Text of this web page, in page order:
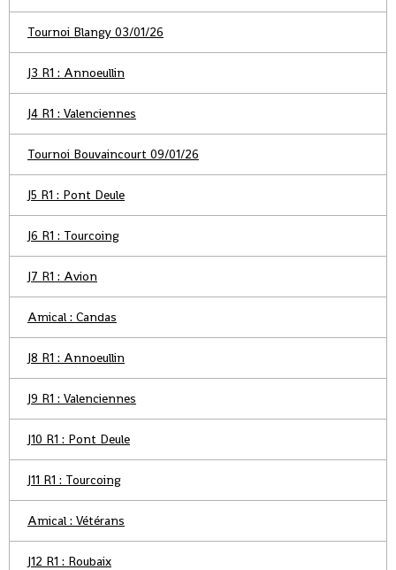
Tournoi Blangy 03/01/26
J3 R1 : Annoeullin
J4 R1 : Valenciennes
Tournoi Bouvaincourt 09/01/26
J5 R1 : Pont Deule
J6 R1 : Tourcoing
J7 R1 : Avion
Amical : Candas
J8 R1 : Annoeullin
J9 R1 : Valenciennes
J10 R1 : Pont Deule
J11 R1 : Tourcoing
Amical : Vétérans
J12 R1 : Roubaix